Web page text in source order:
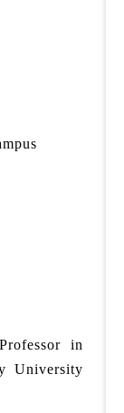
in
University